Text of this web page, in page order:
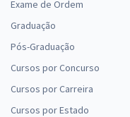
Exame de Ordem
Graduação
Pós-Graduação
Cursos por Concurso
Cursos por Carreira
Cursos por Estado